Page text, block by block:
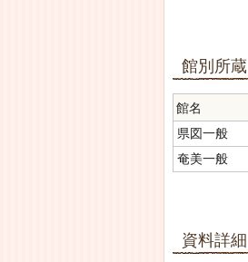
館別所蔵
館名
県図一般
奄美一般
資料詳細